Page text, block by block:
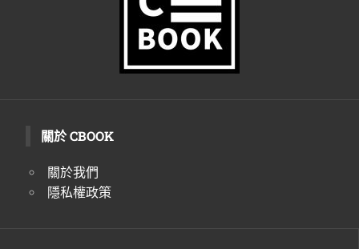
關於 CBOOK
關於我們
隱私權政策